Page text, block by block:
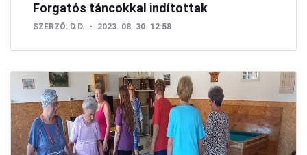
Forgatós táncokkal indítottak
SZERZŐ: D.D. 2023. 08. 30. 12:58